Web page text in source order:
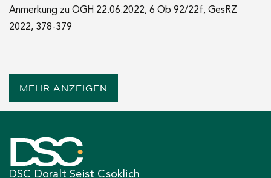
Anmerkung zu OGH 22.06.2022, 6 Ob 92/22f, GesRZ
2022, 378-379
2022
Hinweise zum österreichischen Recht zu § 136 Rz 133-176
2021
MEHR ANZEIGEN
DSC Doralt Seist Csoklich